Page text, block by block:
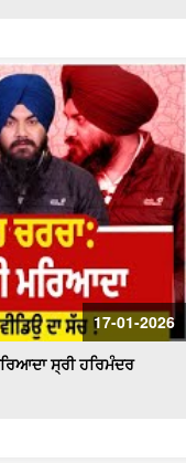
17-01-2026
ਸ੍ਰੀ ਹਰਿਮੰਦਰ